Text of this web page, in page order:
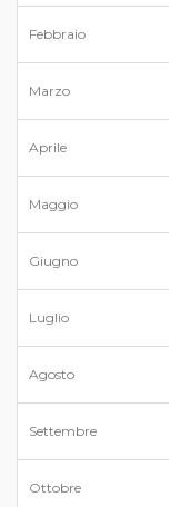
Febbraio
Marzo
Aprile
Maggio
Giugno
Luglio
Agosto
Settembre
Ottobre